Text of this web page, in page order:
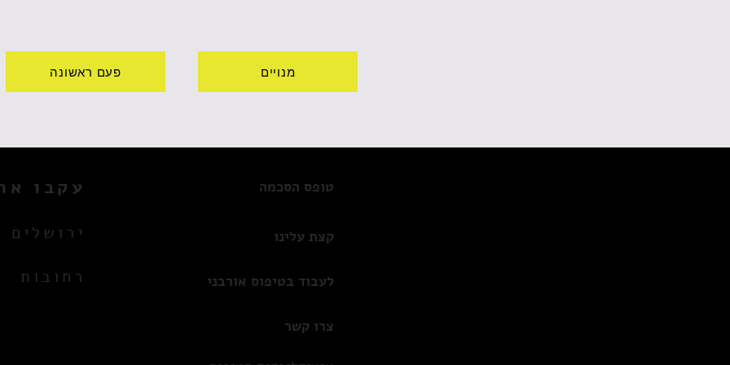
פעם ראשונה מנויים
עקבו
ירושלים
רחובות
טופס הסכמה
קצת עלינו
לעבוד בטיפוס אורבני
צרו קשר